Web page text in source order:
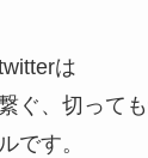
は
ぐ、切って
です。